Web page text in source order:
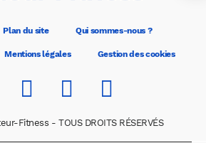
Plan du site Qui sommes-nous ?
Mentions légales Gestion des cookies
Fitness - TOUS DROITS RÉSERVÉS